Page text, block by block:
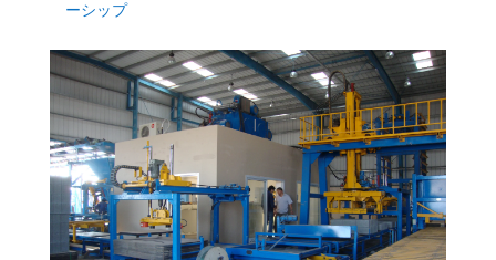
ーシップ